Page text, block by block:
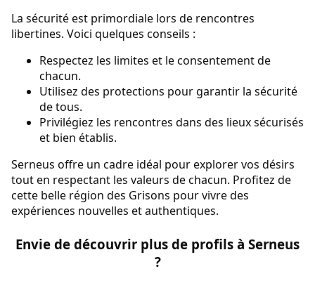
La sécurité est primordiale lors de rencontres
libertines. Voici quelques conseils :
Respectez les limites et le consentement de
chacun.
Utilisez des protections pour garantir la sécurité
de tous.
Privilégiez les rencontres dans des lieux sécurisés
et bien établis.
Serneus offre un cadre idéal pour explorer vos désirs
tout en respectant les valeurs de chacun. Profitez de
cette belle région des Grisons pour vivre des
expériences nouvelles et authentiques.
Envie de découvrir plus de profils à Serneus
?